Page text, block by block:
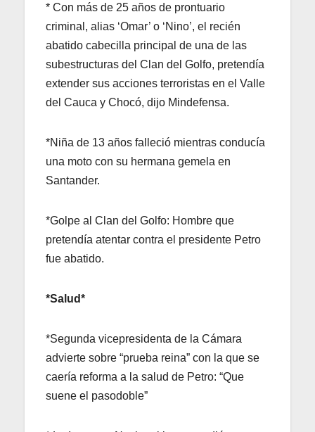
* Con más de 25 años de prontuario
criminal, alias ‘Omar’ o ‘Nino’, el recién
abatido cabecilla principal de una de las
subestructuras del Clan del Golfo, pretendía
extender sus acciones terroristas en el Valle
del Cauca y Chocó, dijo Mindefensa.
*Niña de 13 años falleció mientras conducía
una moto con su hermana gemela en
Santander.
*Golpe al Clan del Golfo: Hombre que
pretendía atentar contra el presidente Petro
fue abatido.
*Salud*
*Segunda vicepresidenta de la Cámara
advierte sobre “prueba reina” con la que se
caería reforma a la salud de Petro: “Que
suene el pasodoble”